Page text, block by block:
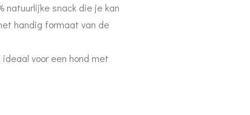
natuurlijke snack die je kan
handig formaat van de
voor een hond met